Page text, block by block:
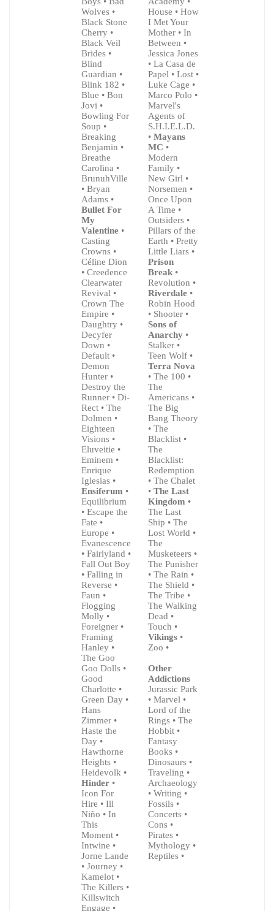
Wolves •
Black Stone
Cherry •
Black Veil
Brides •
Blind
Guardian •
Blink 182 •
Blue • Bon
Jovi •
Bowling For
Soup •
Breaking
Benjamin •
Breathe
Carolina •
BrunuhVille
• Bryan
Adams •
Bullet For
My
Valentine •
Casting
Crowns •
Céline Dion
• Creedence
Clearwater
Revival •
Crown The
Empire •
Daughtry •
Decyfer
Down •
Default •
Demon
Hunter •
Destroy the
Runner • Di-
Rect • The
Dolmen •
Eighteen
Visions •
Eluveitie •
Eminem •
Enrique
Iglesias •
Ensiferum •
Equilibrium
• Escape the
Fate •
Europe •
Evanescence
• Fairlyland •
Fall Out Boy
• Falling in
Reverse •
Faun •
Flogging
Molly •
Foreigner •
Framing
Hanley •
The Goo
Goo Dolls •
Good
Charlotte •
Green Day •
Hans
Zimmer •
Haste the
Day •
Hawthorne
Heights •
Heidevolk •
Hinder •
Icon For
Hire • Ill
Niño • In
This
Moment •
Intwine •
Jorne Lande
• Journey •
Kamelot •
The Killers •
Killswitch
Engage •
House • How
I Met Your
Mother • In
Between •
Jessica Jones
• La Casa de
Papel • Lost •
Luke Cage •
Marco Polo •
Marvel's
Agents of
S.H.I.E.L.D.
• Mayans
MC •
Modern
Family •
New Girl •
Norsemen •
Once Upon
A Time •
Outsiders •
Pillars of the
Earth • Pretty
Little Liars •
Prison
Break •
Revolution •
Riverdale •
Robin Hood
• Shooter •
Sons of
Anarchy •
Stalker •
Teen Wolf •
Terra Nova
• The 100 •
The
Americans •
The Big
Bang Theory
• The
Blacklist •
The
Blacklist:
Redemption
• The Chalet
• The Last
Kingdom •
The Last
Ship • The
Lost World •
The
Musketeers •
The Punisher
• The Rain •
The Shield •
The Tribe •
The Walking
Dead •
Touch •
Vikings •
Zoo •
Other
Addictions
Jurassic Park
• Marvel •
Lord of the
Rings • The
Hobbit •
Fantasy
Books •
Dinosaurs •
Traveling •
Archaeology
• Writing •
Fossils •
Concerts •
Cons •
Pirates •
Mythology •
Reptiles •